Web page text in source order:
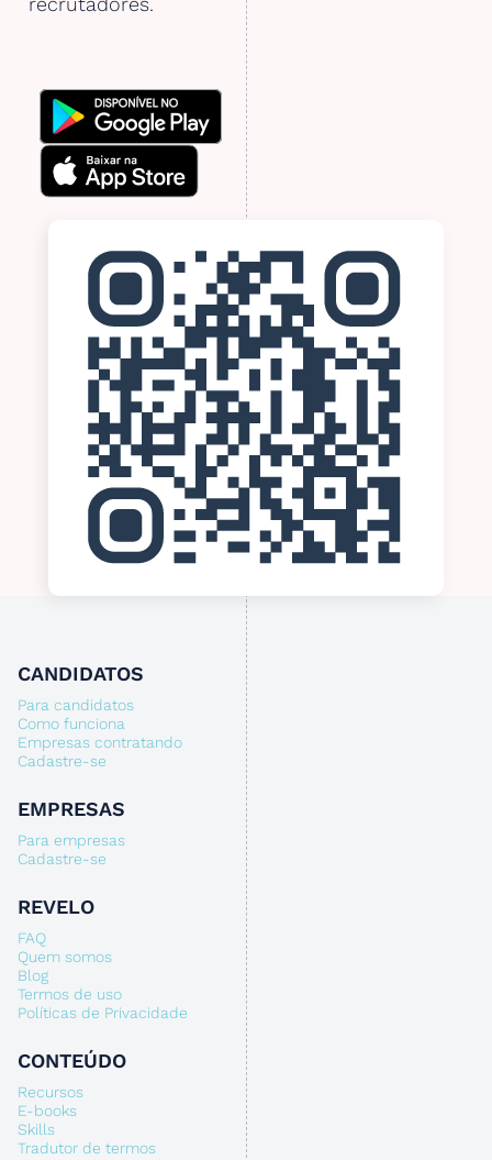
CANDIDATOS
Para candidatos
Como funciona
Empresas contratando
Cadastre-se
EMPRESAS
Para empresas
Cadastre-se
REVELO
FAQ
Quem somos
Blog
Termos de uso
Políticas de Privacidade
CONTEÚDO
Recursos
E-books
Skills
Tradutor de termos